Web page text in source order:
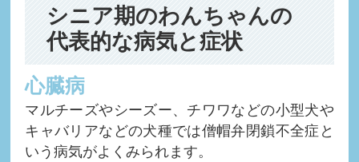
シニア期のわんちゃんの
代表的な病気と症状
心臓病
マルチーズやシーズー、チワワなどの小型犬や
キャバリアなどの犬種では僧帽弁閉鎖不全症と
いう病気がよくみられます。